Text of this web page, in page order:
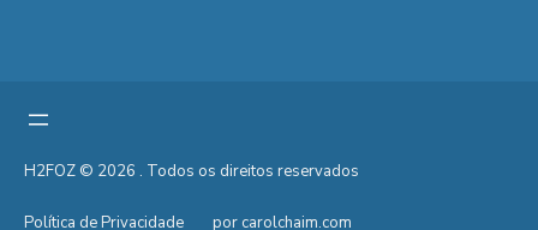
H2FOZ © 2026 . Todos os direitos reservados
Política de Privacidade por carolchaim.com